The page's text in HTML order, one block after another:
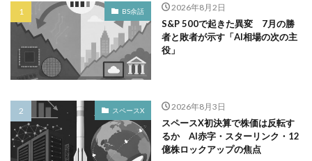
BS余話 2026年8月2日
S&P 500で起きた異変 7月の勝
者と敗者が示す「AI相場の次の主
役」
スペースX 2026年8月3日
スペースX初決算で株価は反転す
るか AI赤字・スターリンク・12
億株ロックアップの焦点